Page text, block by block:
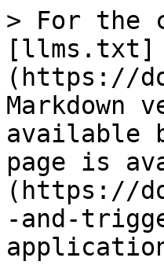
> For the
[llms.txt]
(https://
Markdown
available
page is
(https://
-and-